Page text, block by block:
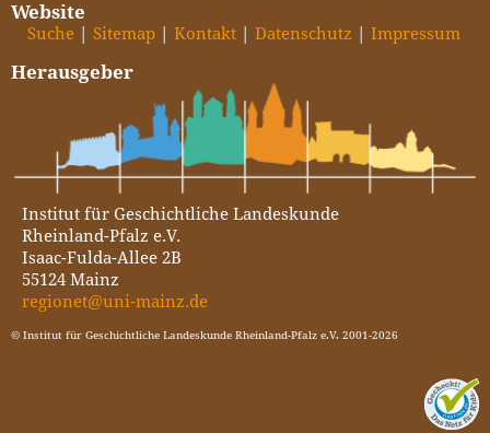
Website
Suche Sitemap Kontakt Datenschutz Impressum
Herausgeber
Institut für Geschichtliche Landeskunde
Rheinland-Pfalz e.V.
Isaac-Fulda-Allee 2B
55124 Mainz
regionet@uni-mainz.de
© Institut für Geschichtliche Landeskunde Rheinland-Pfalz e.V. 2001-2026